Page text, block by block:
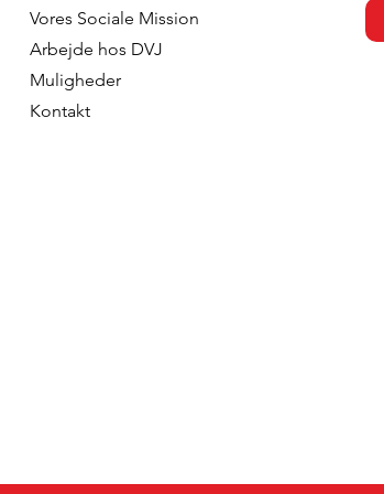
Pernella Geluk - Geluk
Marketing
Vores Sociale Mission
Arbejde hos DVJ
Muligheder
Kontakt